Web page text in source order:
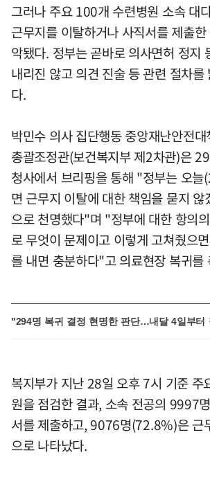
그러나 주요 100개 수련병원 소속 대
근무지를 이탈하거나 사직서를 제출
악됐다. 정부는 곧바로 의사면허 정지
내리진 않고 의견 진술 등 관련 절차를
다.
박민수 의사 집단행동 중앙재난안전
총괄조정관(보건복지부 제2차관)은
청사에서 브리핑을 통해 "정부는 오
면 근무지 이탈에 대한 책임을 묻지 않
으로 천명했다"며 "정부에 대한 항의
로 무엇이 문제이고 이렇게 고쳐줬으
를 내면 충분하다"고 의료현장 복귀를
"294명 복귀 결정 현명한 판단…내달 4일부터
복지부가 지난 28일 오후 7시 기준 주
원을 점검한 결과, 소속 전공의 9997
서를 제출하고, 9076명(72.8%)은 근
으로 나타났다.